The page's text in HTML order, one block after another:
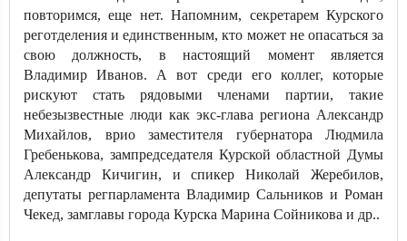
повторимся, еще нет. Напомним, секретарем Курского
реготделения и единственным, кто может не опасаться за
свою должность, в настоящий момент является
Владимир Иванов. А вот среди его коллег, которые
рискуют стать рядовыми членами партии, такие
небезызвестные люди как экс-глава региона Александр
Михайлов, врио заместителя губернатора Людмила
Гребенькова, зампредседателя Курской областной Думы
Александр Кичигин, и спикер Николай Жеребилов,
депутаты регпарламента Владимир Сальников и Роман
Чекед, замглавы города Курска Марина Сойникова и др..